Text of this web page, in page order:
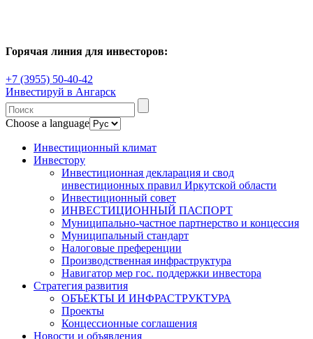
Горячая линия для инвесторов:
+7 (3955) 50-40-42
Инвестируй в Ангарск
Choose a language
Инвестиционный климат
Инвестору
Инвестиционная декларация и свод
инвестиционных правил Иркутской области
Инвестиционный совет
ИНВЕСТИЦИОННЫЙ ПАСПОРТ
Муниципально-частное партнерство и концессия
Муниципальный стандарт
Налоговые преференции
Производственная инфраструктура
Навигатор мер гос. поддержки инвестора
Стратегия развития
ОБЪЕКТЫ И ИНФРАСТРУКТУРА
Проекты
Концессионные соглашения
Новости и объявления